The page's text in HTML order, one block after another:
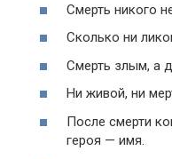
Смерть никого
Сколько ни
Смерть злым, а
Ни живой, ни
После смерти
героя — имя.